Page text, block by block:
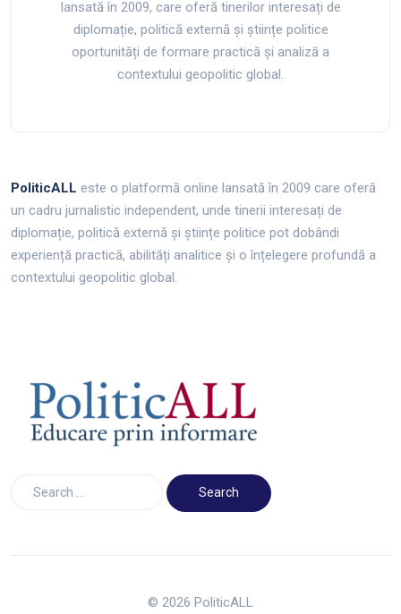
lansată în 2009, care oferă tinerilor interesați de
diplomație, politică externă și științe politice
oportunități de formare practică și analiză a
contextului geopolitic global.
PoliticALL este o platformă online lansată în 2009 care oferă
un cadru jurnalistic independent, unde tinerii interesați de
diplomație, politică externă și științe politice pot dobândi
experiență practică, abilități analitice și o înțelegere profundă a
contextului geopolitic global.
© 2026 PoliticALL